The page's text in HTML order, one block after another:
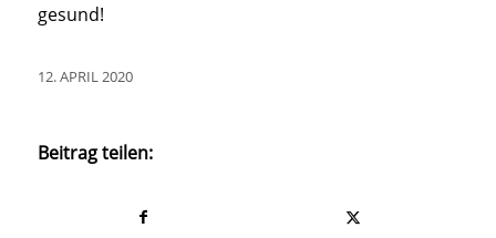
gesund!
12. APRIL 2020
Beitrag teilen: